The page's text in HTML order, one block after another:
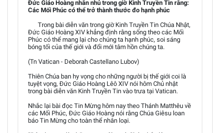
Đức Giáo Hoàng nhắn nhủ trong giờ Kinh Truyền Tin rằng:
Các Mối Phúc có thể trở thành thước đo hạnh phúc
Trong bài diễn văn trong giờ Kinh Truyền Tin Chúa Nhật,
Đức Giáo Hoàng XIV khẳng định rằng sống theo các Mối
Phúc có thể mang lại cho chúng ta hạnh phúc, soi sáng
bóng tối của thế giới và đổi mới tâm hồn chúng ta.
(Tn Vatican - Deborah Castellano Lubov)
Thiên Chúa ban hy vọng cho những người bị thế giới coi là
tuyệt vọng, Đức Giáo Hoàng Lêô XIV nói hôm Chủ nhật
trong bài diễn văn Kinh Truyền Tin vào trưa tại Vatican.
Nhắc lại bài đọc Tin Mừng hôm nay theo Thánh Matthêu về
các Mối Phúc, Đức Giáo Hoàng nói rằng Chúa Giêsu loan
báo Tin Mừng cho toàn thể nhân loại.